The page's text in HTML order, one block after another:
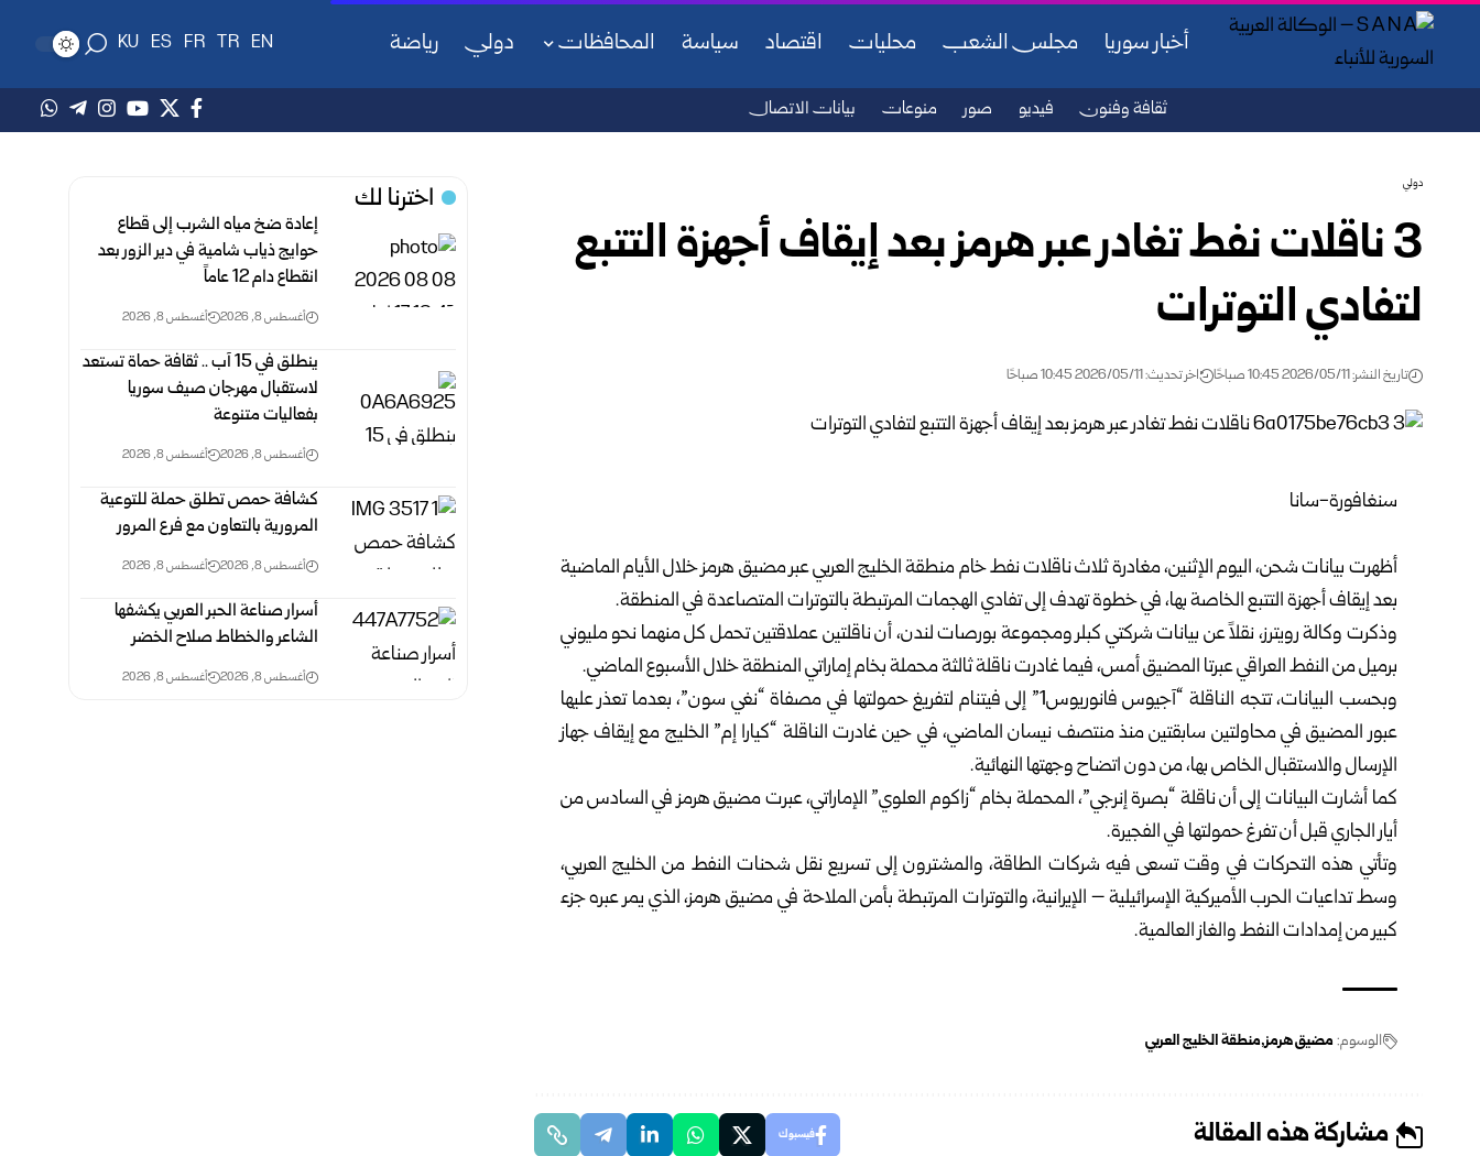
أخبار سوريا مجلس الشعب محليات اقتصاد سياسة المحافظات دولي رياضة EN
TR
FR
ES
KU
ثقافة وفنون فيديو صور منوعات بيانات الاتصال
دولي
3 ناقلات نفط تغادر عبر هرمز بعد إيقاف أجهزة التتبع
لتفادي التوترات
تاريخ النشر: 2026/05/11 10:45 صباحًا اخر تحديث: 2026/05/11 10:45 صباحًا
سنغافورة-سانا
أظهرت بيانات شحن، اليوم الإثنين، مغادرة ثلاث ناقلات نفط خام منطقة الخليج العربي عبر مضيق هرمز خلال الأيام الماضية
بعد إيقاف أجهزة التتبع الخاصة بها، في خطوة تهدف إلى تفادي الهجمات المرتبطة بالتوترات المتصاعدة في المنطقة.
وذكرت وكالة رويترز، نقلاً عن بيانات شركتي كبلر ومجموعة بورصات لندن، أن ناقلتين عملاقتين تحمل كل منهما نحو مليوني
برميل من النفط العراقي عبرتا المضيق أمس، فيما غادرت ناقلة ثالثة محملة بخام إماراتي المنطقة خلال الأسبوع الماضي.
وبحسب البيانات، تتجه الناقلة “آجيوس فانوريوس1” إلى فيتنام لتفريغ حمولتها في مصفاة “نغي سون”، بعدما تعذر عليها
عبور المضيق في محاولتين سابقتين منذ منتصف نيسان الماضي، في حين غادرت الناقلة “كيارا إم” الخليج مع إيقاف جهاز
الإرسال والاستقبال الخاص بها، من دون اتضاح وجهتها النهائية.
كما أشارت البيانات إلى أن ناقلة “بصرة إنرجي”، المحملة بخام “زاكوم العلوي” الإماراتي، عبرت مضيق هرمز في السادس من
أيار الجاري قبل أن تفرغ حمولتها في الفجيرة.
وتأتي هذه التحركات في وقت تسعى فيه شركات الطاقة، والمشترون إلى تسريع نقل شحنات النفط من الخليج العربي،
وسط تداعيات الحرب الأميركية الإسرائيلية – الإيرانية، والتوترات المرتبطة بأمن الملاحة في مضيق هرمز، الذي يمر عبره جزء
كبير من إمدادات النفط والغاز العالمية.
الوسوم: مضيق هرمز منطقة الخليج العربي
مشاركة هذه المقالة فيسبوك
اخترنا لك
إعادة ضخ مياه الشرب إلى قطاع
حوايج ذياب شامية في دير الزور بعد
انقطاع دام 12 عاماً
أغسطس 8, 2026 أغسطس 8, 2026
‏ينطلق في 15 آب .. ثقافة حماة تستعد
لاستقبال مهرجان صيف سوريا
‏بفعاليات متنوعة
أغسطس 8, 2026 أغسطس 8, 2026
كشافة حمص تطلق حملة للتوعية
المرورية بالتعاون مع فرع المرور
أغسطس 8, 2026 أغسطس 8, 2026
أسرار صناعة الحبر العربي يكشفها
الشاعر والخطاط صلاح الخضر
أغسطس 8, 2026 أغسطس 8, 2026